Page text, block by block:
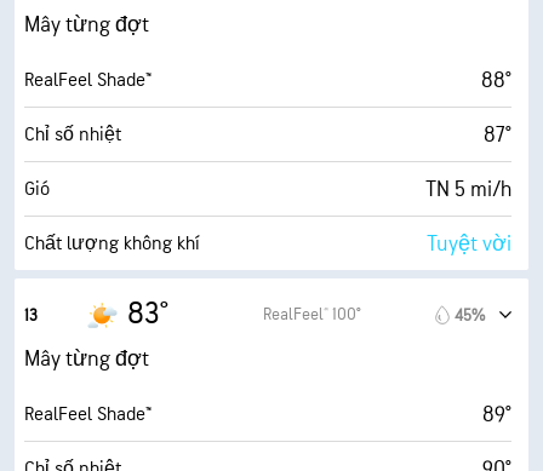
Gió giật
Độ ẩm 78%
Điểm sương 73° F
AccuLumen Brightness Index™ 5 (Trung bình)
Mật độ mây 74%
Trần mây
Mây từng đợt
RealFeel Shade™ 88°
Chỉ số nhiệt 87°
Gió TN 5 mi/h
Chất lượng không khí Tuyệt vời
Chỉ số UV tối đa
Gió giật
Độ ẩm 74%
Điểm sương 73° F
13 83° RealFeel® 100° 45%
Mây từng đợt
RealFeel Shade™ 89°